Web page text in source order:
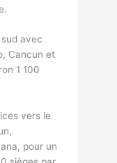
avec
Cancun et
1 100
vers le
pour un